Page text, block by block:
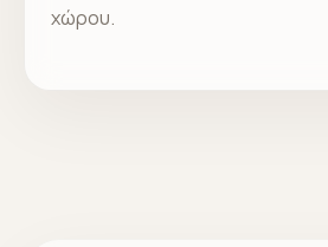
χώρου.